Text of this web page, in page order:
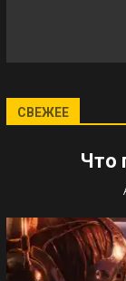
СВЕЖЕЕ
Что